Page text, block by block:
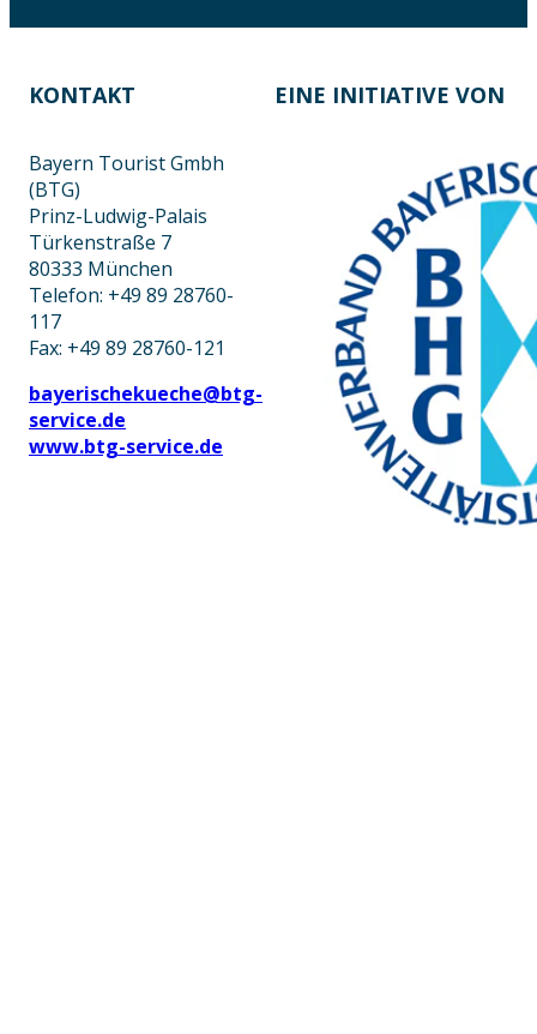
KONTAKT EINE INITIATIVE VON
Bayern Tourist Gmbh
(BTG)
Prinz-Ludwig-Palais
Türkenstraße 7
80333 München
Telefon: +49 89 28760-
117
Fax: +49 89 28760-121
bayerischekueche@btg-
service.de
www.btg-service.de